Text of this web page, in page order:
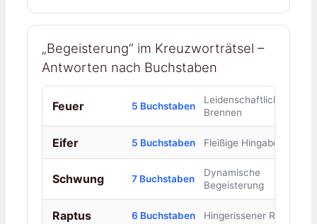
„Begeisterung“ im Kreuzworträtsel –
Antworten nach Buchstaben
Feuer 5 Buchstaben
Leidenschaftliches
Brennen
Eifer 5 Buchstaben Fleißige Hingabe
Schwung 7 Buchstaben
Dynamische
Begeisterung
Raptus 6 Buchstaben Hingerissener Rausch